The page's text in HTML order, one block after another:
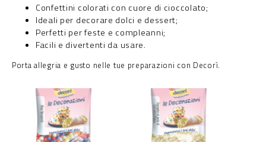
Confettini colorati con cuore di cioccolato;
Ideali per decorare dolci e dessert;
Perfetti per feste e compleanni;
Facili e divertenti da usare.
Porta allegria e gusto nelle tue preparazioni con Decorì.